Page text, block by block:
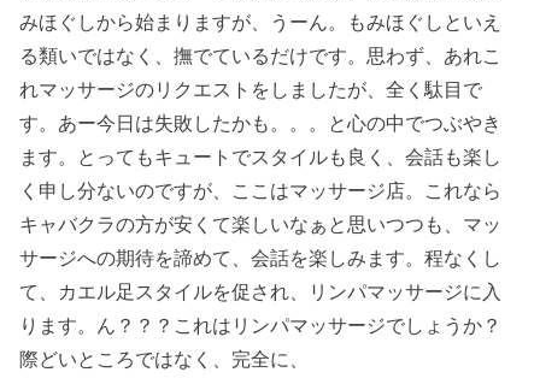
みほぐしから始まりますが、うーん。もみほぐしといえ
る類いではなく、撫でているだけです。思わず、あれこ
れマッサージのリクエストをしましたが、全く駄目で
す。あー今日は失敗したかも。。。と心の中でつぶやき
ます。とってもキュートでスタイルも良く、会話も楽し
く申し分ないのですが、ここはマッサージ店。これなら
キャバクラの方が安くて楽しいなぁと思いつつも、マッ
サージへの期待を諦めて、会話を楽しみます。程なくし
て、カエル足スタイルを促され、リンパマッサージに入
ります。ん？？？これはリンパマッサージでしょうか？
際どいところではなく、完全に、